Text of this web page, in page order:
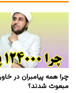
چرا همه پیامبران در
مبعوث شدند؟